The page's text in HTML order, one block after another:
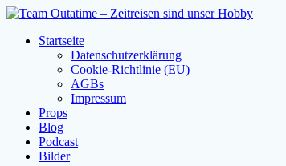
Zum
springenStartseite
Datenschutzerklärung
Cookie-Richtlinie (EU)
AGBs
Impressum
Props
Blog
Podcast
Bilder